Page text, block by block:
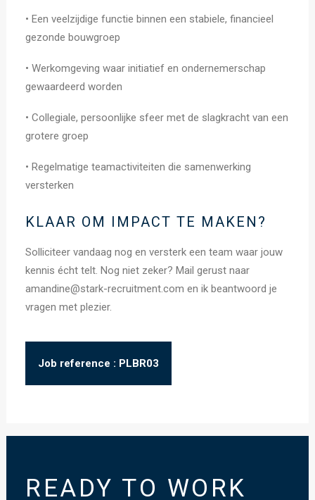
• Een veelzijdige functie binnen een stabiele, financieel
gezonde bouwgroep
• Werkomgeving waar initiatief en ondernemerschap
gewaardeerd worden
• Collegiale, persoonlijke sfeer met de slagkracht van een
grotere groep
• Regelmatige teamactiviteiten die samenwerking
versterken
KLAAR OM IMPACT TE MAKEN?
Solliciteer vandaag nog en versterk een team waar jouw
kennis écht telt. Nog niet zeker? Mail gerust naar
amandine@stark-recruitment.com en ik beantwoord je
vragen met plezier.
Job reference : PLBR03
READY TO WORK